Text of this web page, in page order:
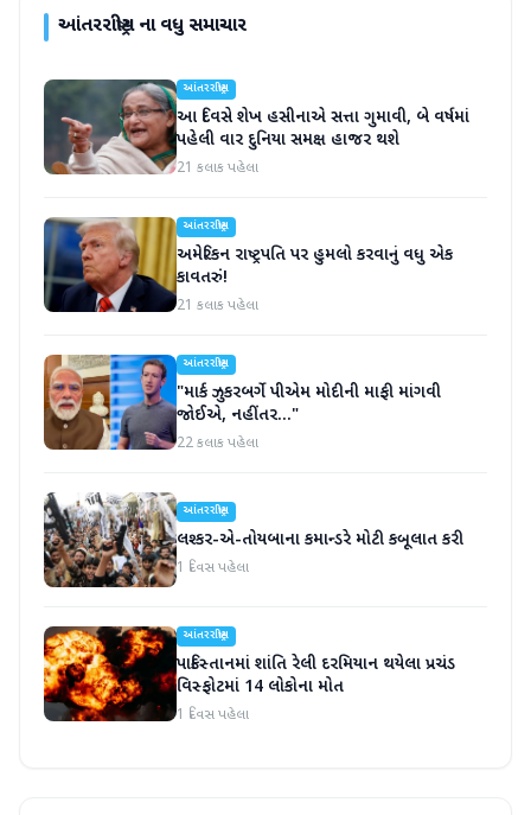
આંતરરાષ્ટ્રીયના વધુ સમાચાર
આંતરરાષ્ટ્રીય
આ દિવસે શેખ હસીનાએ સત્તા ગુમાવી, બે વર્ષમાં
પહેલી વાર દુનિયા સમક્ષ હાજર થશે
21 કલાક પહેલા
આંતરરાષ્ટ્રીય
અમેરિકન રાષ્ટ્રપતિ પર હુમલો કરવાનું વધુ એક
કાવતરું!
21 કલાક પહેલા
આંતરરાષ્ટ્રીય
"માર્ક ઝુકરબર્ગે પીએમ મોદીની માફી માંગવી
જોઈએ, નહીંતર..."
22 કલાક પહેલા
આંતરરાષ્ટ્રીય
લશ્કર-એ-તોયબાના કમાન્ડરે મોટી કબૂલાત કરી
1 દિવસ પહેલા
આંતરરાષ્ટ્રીય
પાકિસ્તાનમાં શાંતિ રેલી દરમિયાન થયેલા પ્રચંડ
વિસ્ફોટમાં 14 લોકોના મોત
1 દિવસ પહેલા